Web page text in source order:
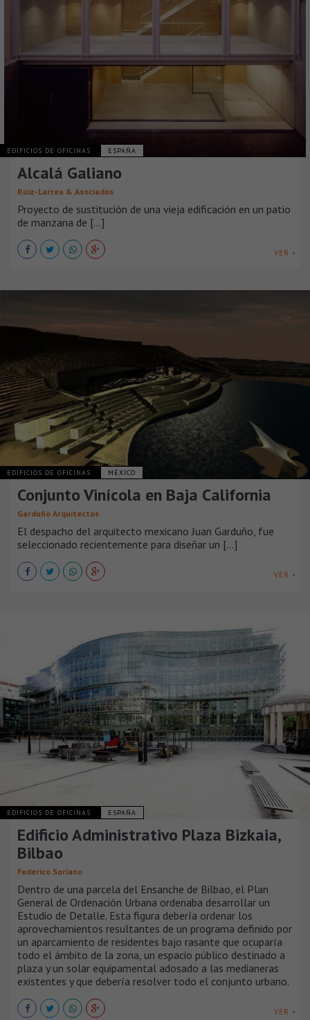
EDIFICIOS DE OFICINAS ESPAÑA
Alcalá Galiano
Ruiz-Larrea & Asociados
Proyecto de sustitución de una vieja edificación en un patio
de manzana de [...]
VER +
EDIFICIOS DE OFICINAS MÉXICO
Conjunto Vinícola en Baja California
Garduño Arquitectos
El despacho del arquitecto mexicano Juan Garduño, fue
seleccionado recientemente para diseñar un [...]
VER +
EDIFICIOS DE OFICINAS ESPAÑA
Edificio Administrativo Plaza Bizkaia,
Bilbao
Federico Soriano
Dentro de una parcela del Ensanche de Bilbao, el Plan
General de Ordenación Urbana ordenaba desarrollar un
Estudio de Detalle. Esta figura debería ordenar los
aprovechamientos resultantes de un programa definido por
un aparcamiento de residentes bajo rasante que ocuparía
todo el ámbito de la zona, un espacio público destinado a
plaza y un solar equipamental adosado a las medianeras
existentes y que debería resolver todo el conjunto urbano.
VER +